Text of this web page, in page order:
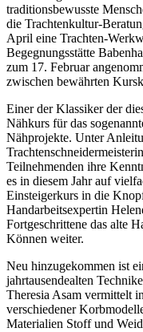
traditionsbewusste
die Trachtenkultur-
April eine Trachten-
Begegnungsstätte
zum 17. Februar
zwischen bewährten
Einer der Klassiker der
Nähkurs für das
Nähprojekte. Unter
Teilnehmenden ihre
es in diesem Jahr auf
Einsteigerkurs in die
Handarbeitsexpertin
Fortgeschrittene das alte
Können weiter.
Neu hinzugekommen ist
jahrtausendealten
Theresia Asam vermittelt
verschiedener
Materialien Stoff und